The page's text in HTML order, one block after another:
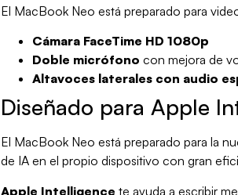
El MacBook Neo está preparado para
Cámara FaceTime HD 1080p
Doble micrófono con mejora de
Altavoces laterales con audio
Diseñado para Apple
El MacBook Neo está preparado para la
de IA en el propio dispositivo con gran
Apple Intelligence te ayuda a escribir